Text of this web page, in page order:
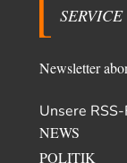
vor 13
From Field to
euch getestet.
emil
vor 16
Absurde Debatte
vertieft EU-Spaltung
China sagt jetzt
SERVICE
Newsletter
Unsere
NEWS
POLITIK